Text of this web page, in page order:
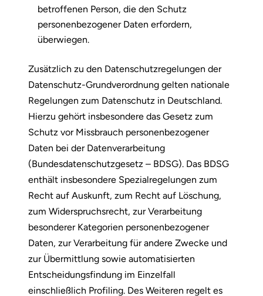
betroffenen Person, die den Schutz
personenbezogener Daten erfordern,
überwiegen.
Zusätzlich zu den Datenschutzregelungen der
Datenschutz-Grundverordnung gelten nationale
Regelungen zum Datenschutz in Deutschland.
Hierzu gehört insbesondere das Gesetz zum
Schutz vor Missbrauch personenbezogener
Daten bei der Datenverarbeitung
(Bundesdatenschutzgesetz – BDSG). Das BDSG
enthält insbesondere Spezialregelungen zum
Recht auf Auskunft, zum Recht auf Löschung,
zum Widerspruchsrecht, zur Verarbeitung
besonderer Kategorien personenbezogener
Daten, zur Verarbeitung für andere Zwecke und
zur Übermittlung sowie automatisierten
Entscheidungsfindung im Einzelfall
einschließlich Profiling. Des Weiteren regelt es